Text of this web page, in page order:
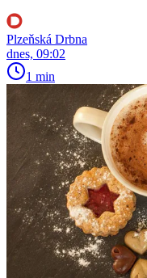
Plzeňská Drbna
dnes, 09:02
1 min